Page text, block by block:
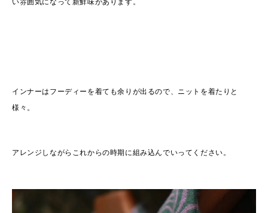
インナーはフーディーを着ても余りが出るので、ニットを着たりと
様々。
アレンジしながらこれからの時期に組み込んでいってください。